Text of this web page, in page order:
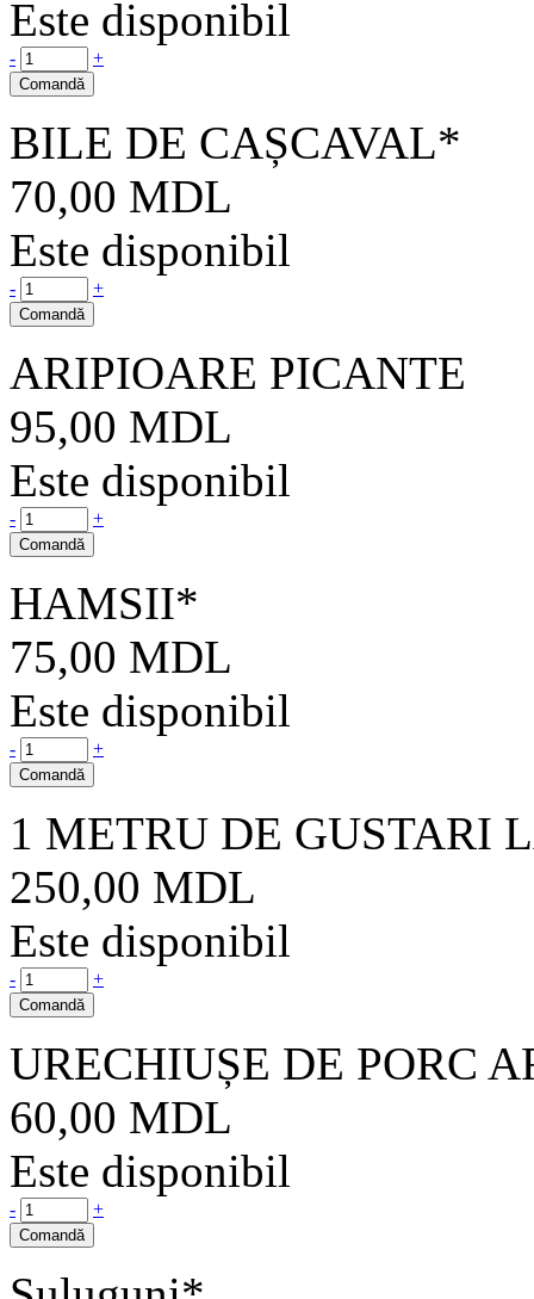
Este disponibil
- +
Comandă
BILE DE CAȘCAVAL*
70,00 MDL
Este disponibil
- +
Comandă
ARIPIOARE PICANTE
95,00 MDL
Este disponibil
- +
Comandă
HAMSII*
75,00 MDL
Este disponibil
- +
Comandă
1 METRU DE GUSTARI
250,00 MDL
Este disponibil
- +
Comandă
URECHIUȘE DE PORC
60,00 MDL
Este disponibil
- +
Comandă